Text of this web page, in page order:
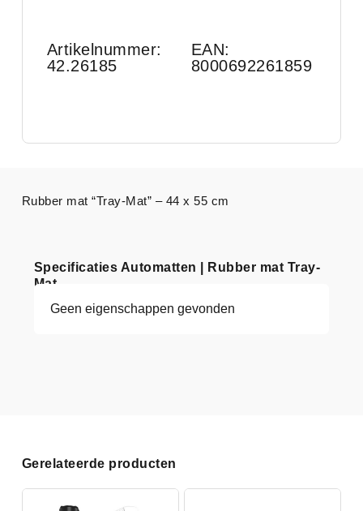
Artikelnummer:
42.26185
EAN:
8000692261859
Specificaties Automatten | Rubber mat Tray-
Mat
Geen eigenschappen gevonden
Rubber mat “Tray-Mat” – 44 x 55 cm
Gerelateerde producten